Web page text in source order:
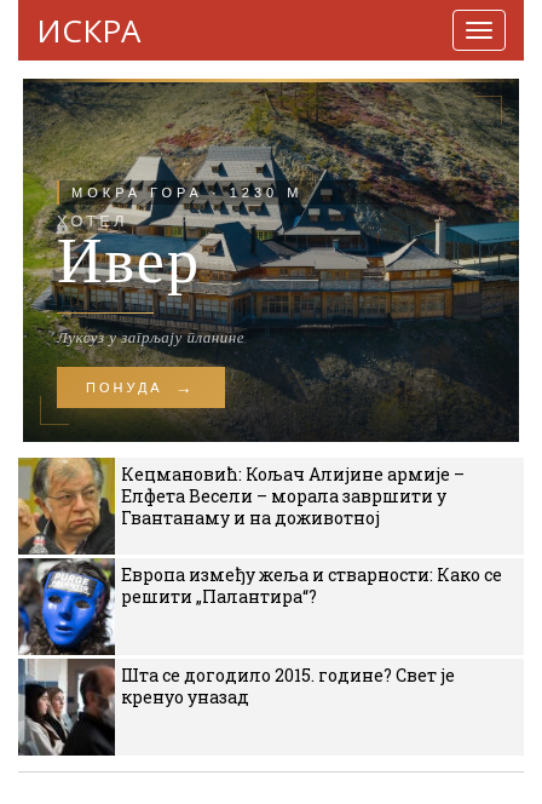
ИСКРА
Кецмановић: Кољач Алијине армије –
Елфета Весели – морала завршити у
Гвантанаму и на доживотној
Европа између жеља и стварности: Како се
решити „Палантира“?
Шта се догодило 2015. године? Свет је
кренуо уназад